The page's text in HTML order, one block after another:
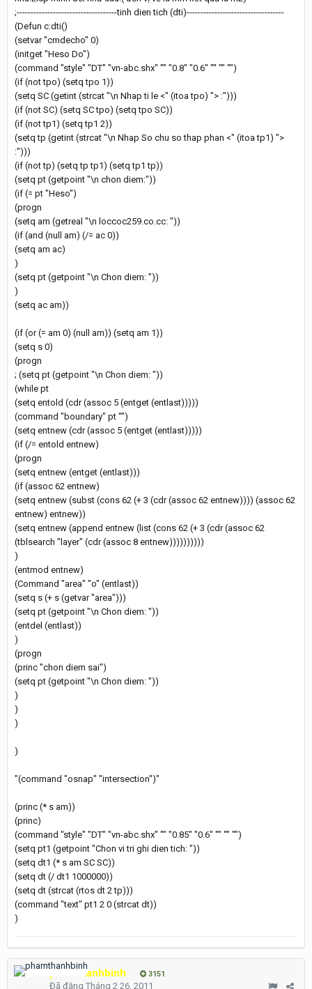
;------------------------------------tinh dien tich (dti)-----------------------------------
(Defun c:dti()
(setvar "cmdecho" 0)
(initget "Heso Do")
(command "style" "DT" "vn-abc.shx" "" "0.8" "0.6" "" "" "")
(if (not tpo) (setq tpo 1))
(setq SC (getint (strcat "\n Nhap ti le <" (itoa tpo) "> :")))
(if (not SC) (setq SC tpo) (setq tpo SC))
(if (not tp1) (setq tp1 2))
(setq tp (getint (strcat "\n Nhap So chu so thap phan <" (itoa tp1) ">
:")))
(if (not tp) (setq tp tp1) (setq tp1 tp))
(setq pt (getpoint "\n chon diem:"))
(if (= pt "Heso")
(progn
(setq am (getreal "\n loccoc259.co.cc: "))
(if (and (null am) (/= ac 0))
(setq am ac)
)
(setq pt (getpoint "\n Chon diem: "))
)
(setq ac am))
(if (or (= am 0) (null am)) (setq am 1))
(setq s 0)
(progn
; (setq pt (getpoint "\n Chon diem: "))
(while pt
(setq entold (cdr (assoc 5 (entget (entlast)))))
(command "boundary" pt "")
(setq entnew (cdr (assoc 5 (entget (entlast)))))
(if (/= entold entnew)
(progn
(setq entnew (entget (entlast)))
(if (assoc 62 entnew)
(setq entnew (subst (cons 62 (+ 3 (cdr (assoc 62 entnew)))) (assoc 62
entnew) entnew))
(setq entnew (append entnew (list (cons 62 (+ 3 (cdr (assoc 62
(tblsearch "layer" (cdr (assoc 8 entnew))))))))))
)
(entmod entnew)
(Command "area" "o" (entlast))
(setq s (+ s (getvar "area")))
(setq pt (getpoint "\n Chon diem: "))
(entdel (entlast))
)
(progn
(princ "chon diem sai")
(setq pt (getpoint "\n Chon diem: "))
)
)
)
)
"(command "osnap" "intersection")"
(princ (* s am))
(princ)
(command "style" "DT" "vn-abc.shx" "" "0.85" "0.6" "" "" "")
(setq pt1 (getpoint "Chon vi tri ghi dien tich: "))
(setq dt1 (* s am SC SC))
(setq dt (/ dt1 1000000))
(setq dt (strcat (rtos dt 2 tp)))
(command "text" pt1 2 0 (strcat dt))
)
phamthanhbinh 3151
Đã đăng Tháng 2 26, 2011